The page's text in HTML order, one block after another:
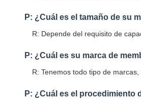
P: ¿Cuál es el tamaño de su
R: Depende del requisito de
P: ¿Cuál es su marca de
R: Tenemos todo tipo de
P: ¿Cuál es el procedimiento